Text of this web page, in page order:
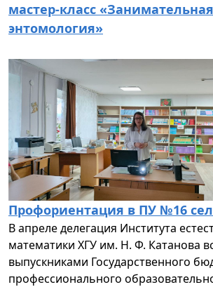
мастер-класс «Занимательная
энтомология»
Профориентация в ПУ №16
В апреле делегация Института
математики ХГУ им. Н. Ф. Катанова
выпускниками Государственного
профессионального